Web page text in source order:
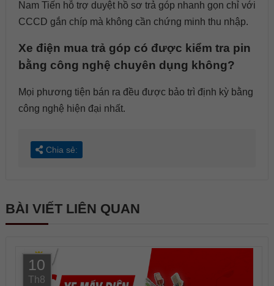
Nam Tiến hỗ trợ duyệt hồ sơ trả góp nhanh gọn chỉ với
CCCD gắn chíp mà không cần chứng minh thu nhập.
Xe điện mua trả góp có được kiểm tra pin
bằng công nghệ chuyên dụng không?
Mọi phương tiện bán ra đều được bảo trì định kỳ bằng
công nghệ hiện đại nhất.
Chia sẻ:
BÀI VIẾT LIÊN QUAN
10
Th8